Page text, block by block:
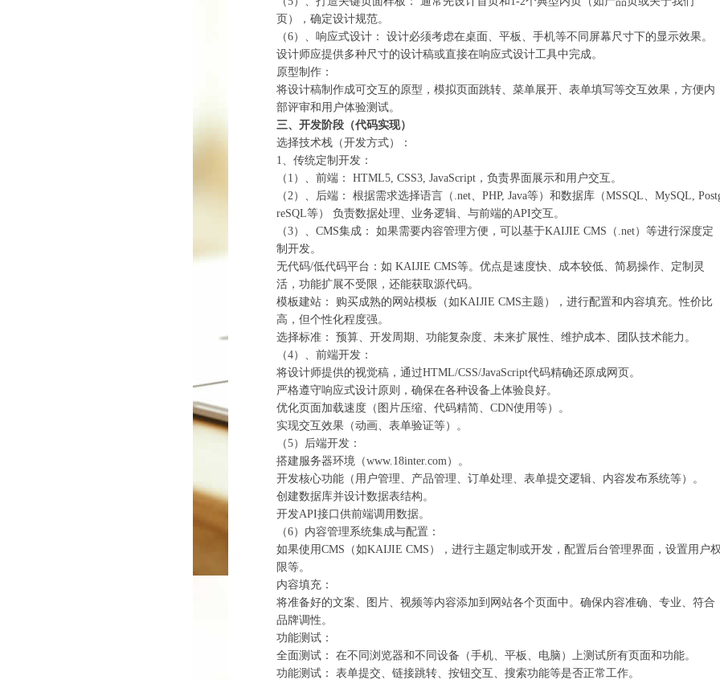
页），确定设计规范。
（6）、‌响应式设计：‌ 设计必须考虑在桌面、平板、手机等不同屏幕尺寸下的显示效果。
设计师应提供多种尺寸的设计稿或直接在响应式设计工具中完成。
‌原型制作：‌
将设计稿制作成可交互的‌原型，模拟页面跳转、菜单展开、表单填写等交互效果，方便内
部评审和用户体验测试。
三、开发阶段（代码实现）
‌选择技术栈（开发方式）：‌
1、‌传统定制开发：‌
（1）、‌前端：‌ HTML5, CSS3, JavaScript，负责界面展示和用户交互。
（2）、‌后端：‌ 根据需求选择语言（.net、PHP, Java等）和数据库（MSSQL、MySQL,
reSQL等） 负责数据处理、业务逻辑、与前端的API交互。
（3）、‌CMS集成：‌ 如果需要内容管理方便，可以基于KAIJIE CMS （.net）等进行深度定
制开发。
‌无代码/低代码平台：如 KAIJIE CMS等。优点是速度快、成本较低、简易操作、定制灵
活，功能扩展不受限，还能获取源代码。
‌模板建站：‌ 购买成熟的网站模板（如KAIJIE CMS主题），进行配置和内容填充。性价比
高，但个性化程度强。
‌选择标准：‌ 预算、开发周期、功能复杂度、未来扩展性、维护成本、团队技术能力。
（4）、‌前端开发：‌
将设计师提供的视觉稿，通过HTML/CSS/JavaScript代码精确还原成网页。
严格遵守‌响应式设计‌原则，确保在各种设备上体验良好。
优化页面加载速度（图片压缩、代码精简、CDN使用等）。
实现交互效果（动画、表单验证等）。
（5）‌后端开发：‌
搭建服务器环境（www.18inter.com）。
开发核心功能（用户管理、产品管理、订单处理、表单提交逻辑、内容发布系统等）。
创建数据库并设计数据表结构。
开发API接口供前端调用数据。
（6）‌内容管理系统集成与配置：‌
如果使用CMS（如KAIJIE CMS ），进行主题定制或开发，配置后台管理界面，设置用户
限等。
‌内容填充：‌
将准备好的文案、图片、视频等内容添加到网站各个页面中。确保内容准确、专业、符合
品牌调性。
‌功能测试：‌
‌全面测试：‌ 在不同浏览器和不同设备（手机、平板、电脑）上测试所有页面和功能。
‌功能测试：‌ 表单提交、链接跳转、按钮交互、搜索功能等是否正常工作。